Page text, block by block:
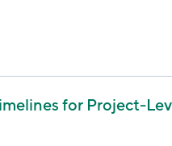
for Project-